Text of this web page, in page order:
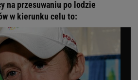
na przesuwaniu po lodzie
w kierunku celu to: